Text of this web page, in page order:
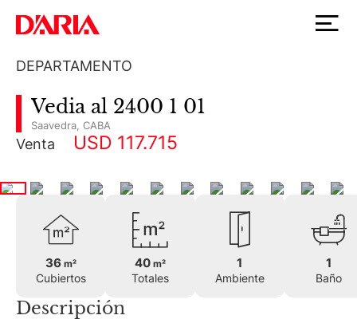
DEPARTAMENTO
Vedia al 2400 1 01
Saavedra CABA
Venta USD 117.715
36 m²
Cubiertos
40 m²
Totales
1
Ambiente
1
Baño
Descripción